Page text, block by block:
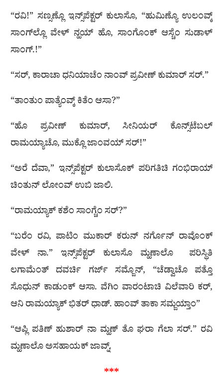
“ರವಿ!” ಸಣ್ಸಣ್ಲೊ ಇನ್ಸ್‌ಪೆಕ್ಟರ್ ಕುಲಾಸೊ, “ಹುಮಿಣ್ಯೊ ಉಲಂವ್ಕ್
ಸಾಂಗ್‌ಲ್ಲೊ ವೇಳ್ ನ್ಹಯ್ ಹೊ, ಸಾಂಗೊಂಕ್ ಆಸ್ಚೆಂ ಸುಡಾಳ್
ಸಾಂಗ್.!”
“ಸರ್, ಕಾರಾಚಾ ಧನಿಯಾಚೆಂ ನಾಂವ್ ಪ್ರವೀಣ್ ಕುಮಾರ್ ಸರ್.”
“ತಾಂತುಂ ಪಾತ್ಯೆಂವ್ಕ್‌ ಕಿತೆಂ ಆಸಾ?”
“ಹೊ ಪ್ರವೀಣ್ ಕುಮಾರ್, ಸೀನಿಯರ್ ಕೊನ್ಸ್‌ಟೆಬಲ್
ರಾಮಯ್ಯಾಚೊ, ಮುಕ್ಲೊ ಜಾಂವಯ್ ಸರ್!”
“ಅರೆ ದೆವಾ,” ಇನ್ಸ್‌ಪೆಕ್ಟರ್ ಕುಲಾಸೊಕ್ ಪರಿಗತಿಚಿ ಗಂಭಿರಾಯ್
ಚಿಂತುನ್ ಲೋಂವ್ ಉಬಿ ಜಾಲಿ.
“ರಾಮಯ್ಯಾಕ್ ಕಶೆಂ ಸಾಂಗ್ಚೆಂ ಸರ್?”
“ಬರೆಂ ರವಿ, ಪಾಟಿಂ ಮುಕಾರ್ ಕರುನ್ ನರ್ಗೊನ್ ರಾವೊಂಕ್
ವೇಳ್ ನಾ.” ಇನ್ಸ್‌ಪೆಕ್ಟರ್ ಕುಲಾಸೊ ಮ್ಹಣಾಲೊ ಪರಿಸ್ಥಿತಿ
ಲಗಾಮೆಂತ್ ದವರ್ಚಿ ಗರ್ಜ್ ಸಮ್ಜೊನ್‌, “ಚೆಡ್ವಾಚೊ ಪತ್ತೊ
ಸೊಧುನ್ ಕಾಡುಂಕ್ ಆಸಾ. ವೆಗಿಂ ವಾರಂಟಾಚಿ ವಿಲೆವಾರಿ ಕರ್,
ಆನಿ ರಾಮಯ್ಯಾಕ್ ಭಿತರ್ ಧಾಡ್. ಹಾಂವ್ ತಾಕಾ ಸಮ್ಜಯ್ತಾಂ”
“ಆಪ್ಲಿ ಪತಿಣ್ ಹುಶಾರ್ ನಾ ಮ್ಹಣ್ ತೊ ಘರಾ ಗೆಲಾ ಸರ್.” ರವಿ
ಮ್ಹಣಾಲೊ ಅಸಹಾಯಕ್ ಜಾವ್ನ್.
***